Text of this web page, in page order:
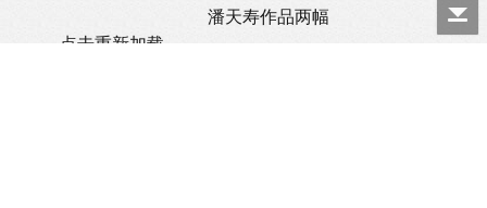
潘天寿作品两幅
点击重新加载